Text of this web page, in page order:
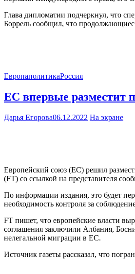
Глава дипломатии подчеркнул, что
Боррель сообщил, что
ЕвропаполитикаРоссия
ЕС впервые разместит
Дарья Егорова06.12.2022 На экране
Европейский союз (ЕС) решил
(FT) со ссылкой на представителя
По информации издания, это будет
необходимость контроля за
FT пишет, что европейские власти
соглашения заключили Албания,
нелегальной миграции в ЕС.
Источник газеты рассказал, что